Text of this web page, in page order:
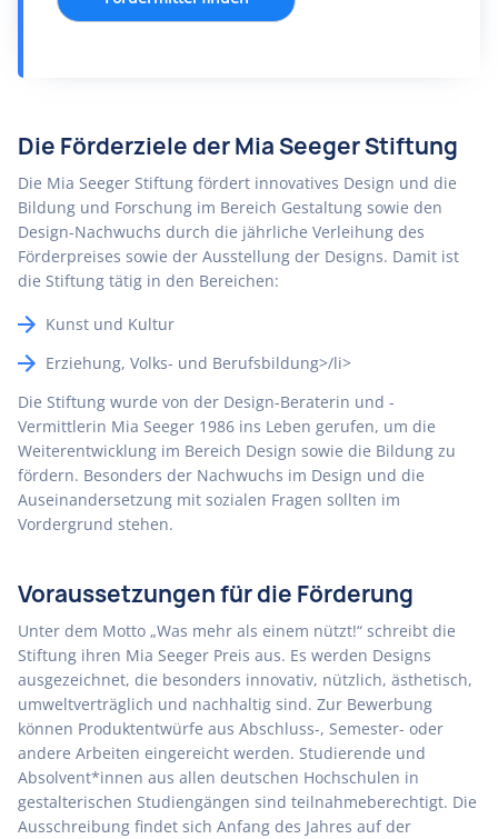
Die Förderziele der Mia Seeger Stiftung
Die Mia Seeger Stiftung fördert innovatives Design und die
Bildung und Forschung im Bereich Gestaltung sowie den
Design-Nachwuchs durch die jährliche Verleihung des
Förderpreises sowie der Ausstellung der Designs. Damit ist
die Stiftung tätig in den Bereichen:
Kunst und Kultur
Erziehung, Volks- und Berufsbildung>/li>
Die Stiftung wurde von der Design-Beraterin und -
Vermittlerin Mia Seeger 1986 ins Leben gerufen, um die
Weiterentwicklung im Bereich Design sowie die Bildung zu
fördern. Besonders der Nachwuchs im Design und die
Auseinandersetzung mit sozialen Fragen sollten im
Vordergrund stehen.
Voraussetzungen für die Förderung
Unter dem Motto „Was mehr als einem nützt!“ schreibt die
Stiftung ihren Mia Seeger Preis aus. Es werden Designs
ausgezeichnet, die besonders innovativ, nützlich, ästhetisch,
umweltverträglich und nachhaltig sind. Zur Bewerbung
können Produktentwürfe aus Abschluss-, Semester- oder
andere Arbeiten eingereicht werden. Studierende und
Absolvent*innen aus allen deutschen Hochschulen in
gestalterischen Studiengängen sind teilnahmeberechtigt. Die
Ausschreibung findet sich Anfang des Jahres auf der